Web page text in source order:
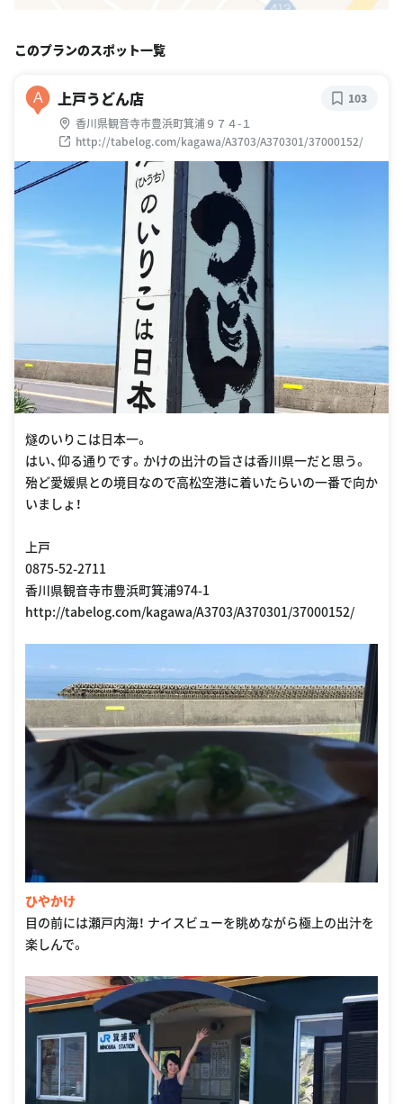
このプランのスポット一覧
A 上戸うどん店
香川県観音寺市豊浜町箕浦９７４-１
http://tabelog.com/kagawa/A3703/A370301/37000152/
103
燧のいりこは日本一。
はい、仰る通りです。かけの出汁の旨さは香川県一だと思う。
殆ど愛媛県との境目なので高松空港に着いたらいの一番で向か
いましょ！
上戸
0875-52-2711
香川県観音寺市豊浜町箕浦974-1
http://tabelog.com/kagawa/A3703/A370301/37000152/
ひやかけ
目の前には瀬戸内海！ ナイスビューを眺めながら極上の出汁を
楽しんで。